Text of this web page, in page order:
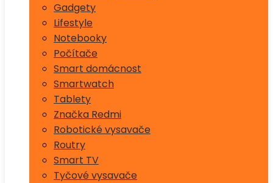
Gadgety
Lifestyle
Notebooky
Počítače
Smart domácnost
Smartwatch
Tablety
Značka Redmi
Robotické vysavače
Routry
Smart TV
Tyčové vysavače